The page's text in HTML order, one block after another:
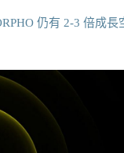
仍有 2-3 倍成長